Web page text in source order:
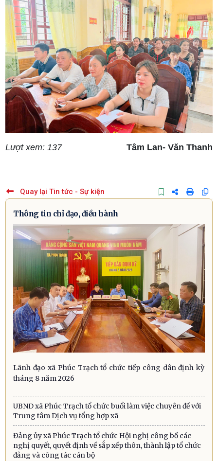
Lượt xem: 137 Tâm Lan- Văn Thanh
Quay lại Tin tức - Sự kiện
Thông tin chỉ đạo, điều hành
Lãnh đạo xã Phúc Trạch tổ chức tiếp công dân định kỳ
tháng 8 năm 2026
UBND xã Phúc Trạch tổ chức buổi làm việc chuyên đề với
Trung tâm Dịch vụ tổng hợp xã
Đảng ủy xã Phúc Trạch tổ chức Hội nghị công bố các
nghị quyết, quyết định về sắp xếp thôn, thành lập tổ chức
đảng và công tác cán bộ